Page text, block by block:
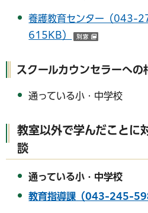
養護教育センター（043-
615KB）
スクールカウンセラーへの
通っている小・中学校
教室以外で学んだことに
談
通っている小・中学校
教育指導課（043-245-